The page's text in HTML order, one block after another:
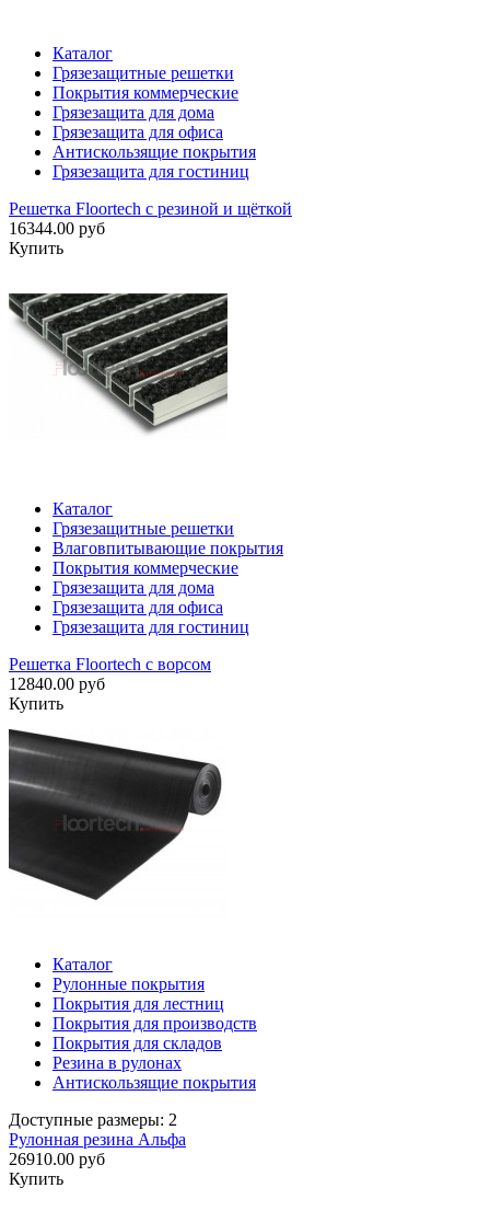
Каталог
Грязезащитные решетки
Покрытия коммерческие
Грязезащита для дома
Грязезащита для офиса
Антискользящие покрытия
Грязезащита для гостиниц
Решетка Floortech с резиной и щёткой
16344.00 руб
Купить
Каталог
Грязезащитные решетки
Влаговпитывающие покрытия
Покрытия коммерческие
Грязезащита для дома
Грязезащита для офиса
Грязезащита для гостиниц
Решетка Floortech с ворсом
12840.00 руб
Купить
Каталог
Рулонные покрытия
Покрытия для лестниц
Покрытия для производств
Покрытия для складов
Резина в рулонах
Антискользящие покрытия
Доступные размеры: 2
Рулонная резина Альфа
26910.00 руб
Купить